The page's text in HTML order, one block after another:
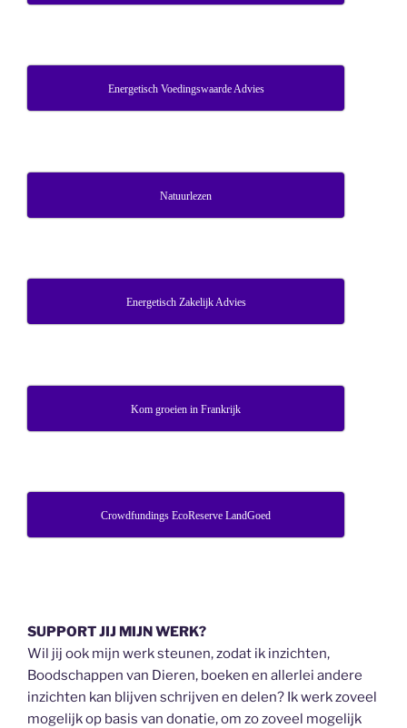
Energetisch Voedingswaarde Advies
Natuurlezen
Energetisch Zakelijk Advies
Kom groeien in Frankrijk
Crowdfundings EcoReserve LandGoed
SUPPORT JIJ MIJN WERK?
Wil jij ook mijn werk steunen, zodat ik inzichten,
Boodschappen van Dieren, boeken en allerlei andere
inzichten kan blijven schrijven en delen? Ik werk zoveel
mogelijk op basis van donatie, om zo zoveel mogelijk